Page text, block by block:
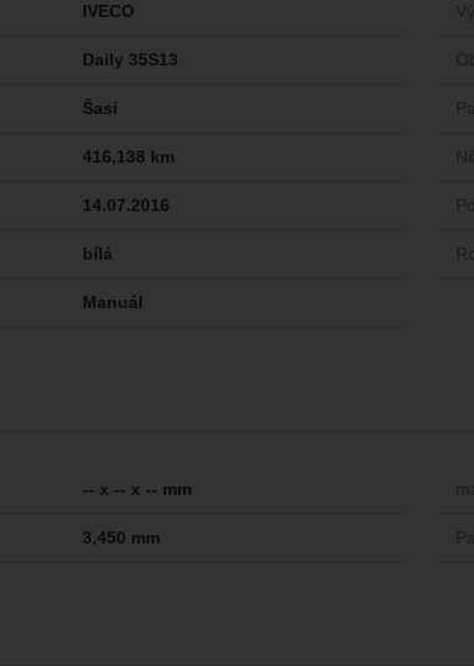
IVECO
Daily 35S13
Šasi
416,138 km
14.07.2016
bílá
Manuál
-- x -- x -- mm
3,450 mm